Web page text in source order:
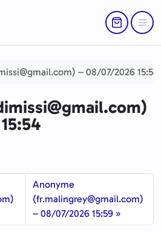
Return to
Menu
– 08/07/2026 15:54
Anonyme
(fr.malingrey@gmail.com)
– 08/07/2026 15:59